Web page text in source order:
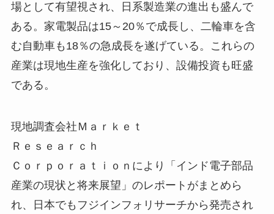
場として有望視され、日系製造業の進出も盛んで
ある。家電製品は15～20％で成長し、二輪車を含
む自動車も18％の急成長を遂げている。これらの
産業は現地生産を強化しており、設備投資も旺盛
である。
現地調査会社Ｍａｒｋｅｔ
Ｒｅｓｅａｒｃｈ
Ｃｏｒｐｏｒａｔｉｏｎにより「インド電子部品
産業の現状と将来展望」のレポートがまとめら
れ、日本でもフジインフォリサーチから発売され